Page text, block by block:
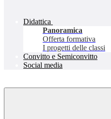
Didattica
Panoramica
Offerta formativa
I progetti delle classi
Convitto e Semiconvitto
Social media